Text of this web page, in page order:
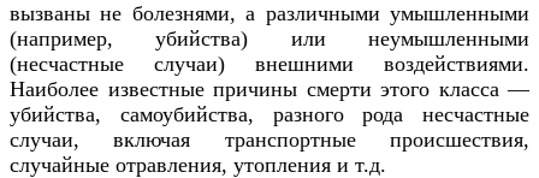
вызваны не болезнями, а различными умышленными
(например, убийства) или неумышленными
(несчастные случаи) внешними воздействиями.
Наиболее известные причины смерти этого класса —
убийства, самоубийства, разного рода несчастные
случаи, включая транспортные происшествия,
случайные отравления, утопления и т.д.